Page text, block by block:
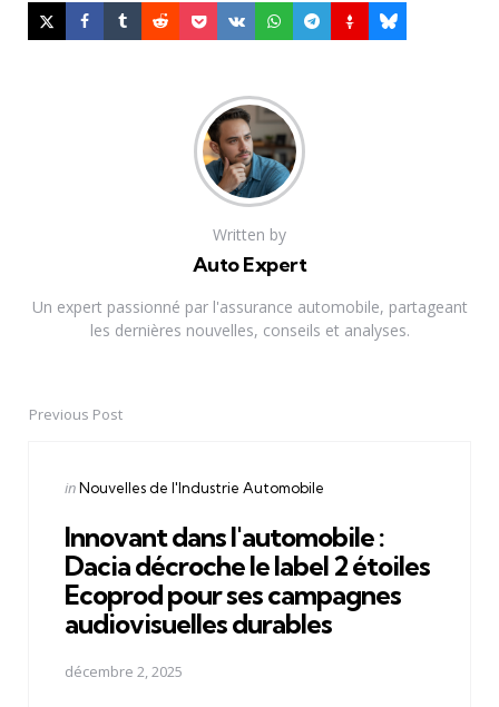
Written by
Auto Expert
Un expert passionné par l'assurance automobile, partageant
les dernières nouvelles, conseils et analyses.
PostPrevious Post
Posted
inNouvelles de l'Industrie Automobile
Innovant dans l'automobile :
Dacia décroche le label 2 étoiles
Ecoprod pour ses campagnes
audiovisuelles durables
décembre 2, 2025